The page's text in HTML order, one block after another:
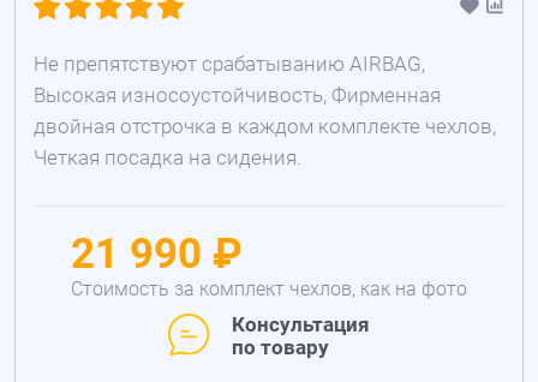
Не препятствуют срабатыванию AIRBAG,
Высокая износоустойчивость, Фирменная
двойная отстрочка в каждом комплекте чехлов,
Четкая посадка на сидения.
21 990 ₽
Стоимость за комплект чехлов, как на фото
Консультация
по товару